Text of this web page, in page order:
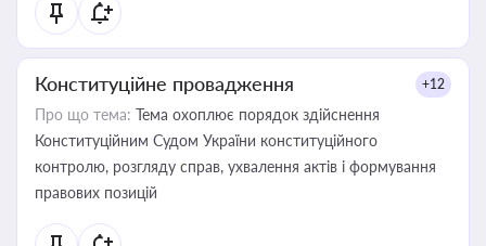
Конституційне провадження +12
Про що тема: Тема охоплює порядок здійснення
Конституційним Судом України конституційного
контролю, розгляду справ, ухвалення актів і формування
правових позицій